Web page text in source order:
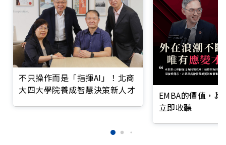
不只操作而是「指揮AI」！北商
大四大學院養成智慧決策新人才
EMBA的價值，
立即收聽